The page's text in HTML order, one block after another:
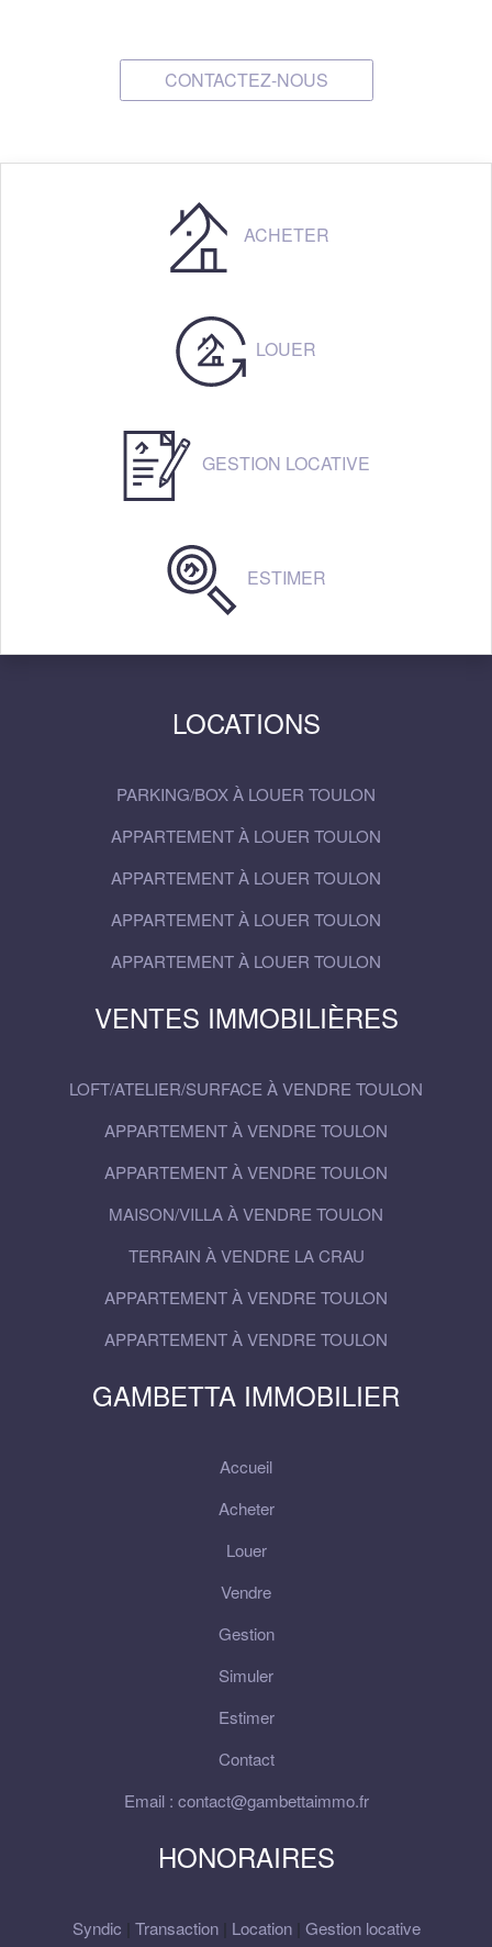
CONTACTEZ-NOUS
ACHETER
LOUER
GESTION LOCATIVE
ESTIMER
LOCATIONS
PARKING/BOX À LOUER TOULON
APPARTEMENT À LOUER TOULON
APPARTEMENT À LOUER TOULON
APPARTEMENT À LOUER TOULON
APPARTEMENT À LOUER TOULON
VENTES IMMOBILIÈRES
LOFT/ATELIER/SURFACE À VENDRE TOULON
APPARTEMENT À VENDRE TOULON
APPARTEMENT À VENDRE TOULON
MAISON/VILLA À VENDRE TOULON
TERRAIN À VENDRE LA CRAU
APPARTEMENT À VENDRE TOULON
APPARTEMENT À VENDRE TOULON
GAMBETTA IMMOBILIER
Accueil
Acheter
Louer
Vendre
Gestion
Simuler
Estimer
Contact
Email : contact@gambettaimmo.fr
HONORAIRES
Syndic Transaction| Location| Gestion locative